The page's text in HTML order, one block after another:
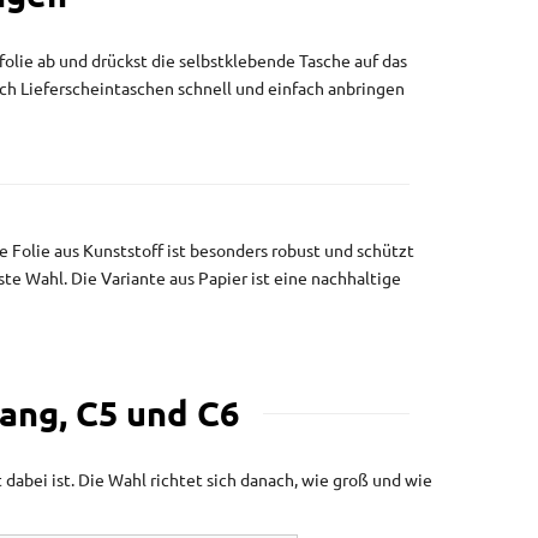
ab und drückst die selbstklebende Tasche auf das
Lieferscheintaschen schnell und einfach anbringen
Folie aus Kunststoff ist besonders robust und schützt
Wahl. Die Variante aus Papier ist eine nachhaltige
C5 und C6
ist. Die Wahl richtet sich danach, wie groß und wie